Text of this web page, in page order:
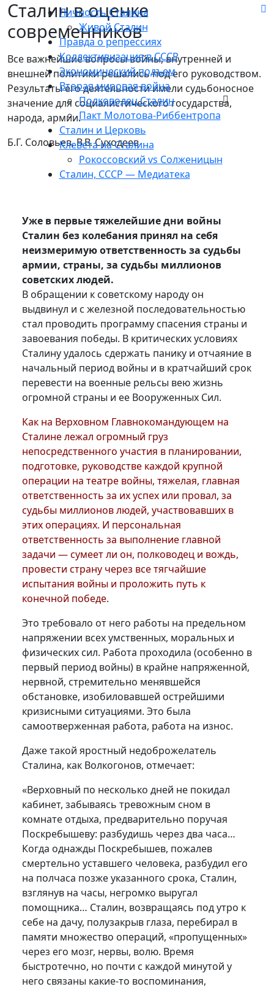
Личность Сталина
Живой Сталин
Правда о репрессиях
Коллективизация в СССР
Экономический подъем
Вторая мировая война
Полководец Сталин
Пакт Молотова-Риббентропа
Сталин и Церковь
Клевета на Сталина
Рокоссовский vs Солженицын
Сталин, СССР — Медиатека
Сталин в оценке
современников
Все важнейшие вопросы войны, внутренней и
внешней политики решались под его руководством.
Результаты его деятельности имели судьбоносное
значение для социалистического государства,
народа, армии.
Б.Г. Соловьев, В.В. Суходеев
Уже в первые тяжелейшие дни войны
Сталин без колебания принял на себя
неизмеримую ответственность за судьбы
армии, страны, за судьбы миллионов
советских людей.
В обращении к советскому народу он
выдвинул и с железной последовательностью
стал проводить программу спасения страны и
завоевания победы. В критических условиях
Сталину удалось сдержать панику и отчаяние в
начальный период войны и в кратчайший срок
перевести на военные рельсы вею жизнь
огромной страны и ее Вооруженных Сил.
Как на Верховном Главнокомандующем на
Сталине лежал огромный груз
непосредственного участия в планировании,
подготовке, руководстве каждой крупной
операции на театре войны, тяжелая, главная
ответственность за их успех или провал, за
судьбы миллионов людей, участвовавших в
этих операциях. И персональная
ответственность за выполнение главной
задачи — сумеет ли он, полководец и вождь,
провести страну через все тягчайшие
испытания войны и проложить путь к
конечной победе.
Это требовало от него работы на предельном
напряжении всех умственных, моральных и
физических сил. Работа проходила (особенно в
первый период войны) в крайне напряженной,
нервной, стремительно менявшейся
обстановке, изобиловавшей острейшими
кризисными ситуациями. Это была
самоотверженная работа, работа на износ.
Даже такой яростный недоброжелатель
Сталина, как Волкогонов, отмечает:
«Верховный по несколько дней не покидал
кабинет, забываясь тревожным сном в
комнате отдыха, предварительно поручая
Поскребышеву: разбудишь через два часа…
Когда однажды Поскребышев, пожалев
смертельно уставшего человека, разбудил его
на полчаса позже указанного срока, Сталин,
взглянув на часы, негромко выругал
помощника… Сталин, возвращаясь под утро к
себе на дачу, полузакрыв глаза, перебирал в
памяти множество операций, «пропущенных»
через его мозг, нервы, волю. Время
быстротечно, но почти с каждой минутой у
него связаны какие-то воспоминания,